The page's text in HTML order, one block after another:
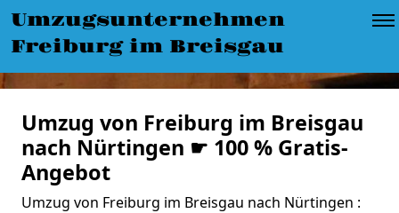
Umzugsunternehmen
Freiburg im Breisgau
Umzug von Freiburg im Breisgau
nach Nürtingen ☛ 100 % Gratis-
Angebot
Umzug von Freiburg im Breisgau nach Nürtingen :